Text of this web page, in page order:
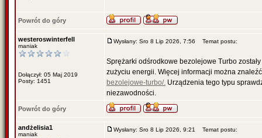
Powrót do góry
westeroswinterfell
maniak
Dołączył: 05 Maj 2019
Posty: 1451
Wysłany: Sro 8 Lip 2026, 7:56 Temat postu:
Sprężarki odśrodkowe bezolejowe Turbo
zużyciu energii. Więcej informacji można
bezolejowe-turbo/. Urządzenia tego typu
niezawodności.
Powrót do góry
andżelisia1
maniak
Wysłany: Sro 8 Lip 2026, 9:21 Temat postu: